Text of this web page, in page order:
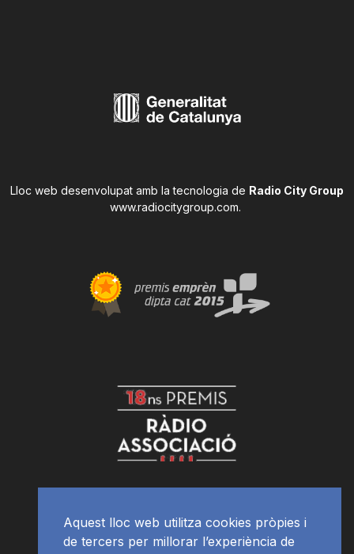
Lloc web desenvolupat amb la tecnologia de Radio City Group
www.radiocitygroup.com.
Aquest lloc web utilitza cookies pròpies i
de tercers per millorar l’experiència de